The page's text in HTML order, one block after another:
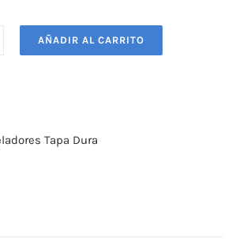
AÑADIR AL CARRITO
Tapa Dura